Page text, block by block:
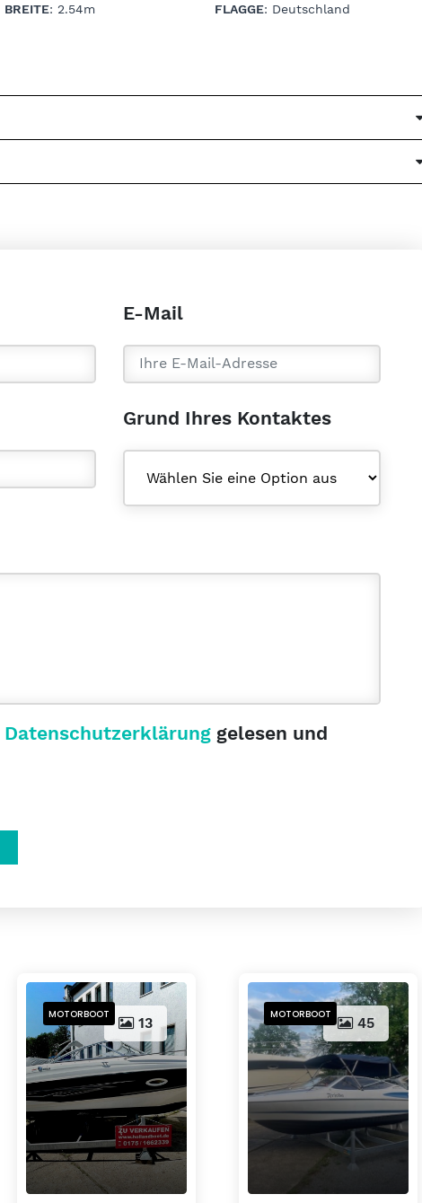
BREITE: 2.54m FLAGGE: Deutschland
E-Mail
Grund Ihres Kontaktes
Datenschutzerklärung gelesen und
13
MOTORBOOT
45
MOTORBOOT